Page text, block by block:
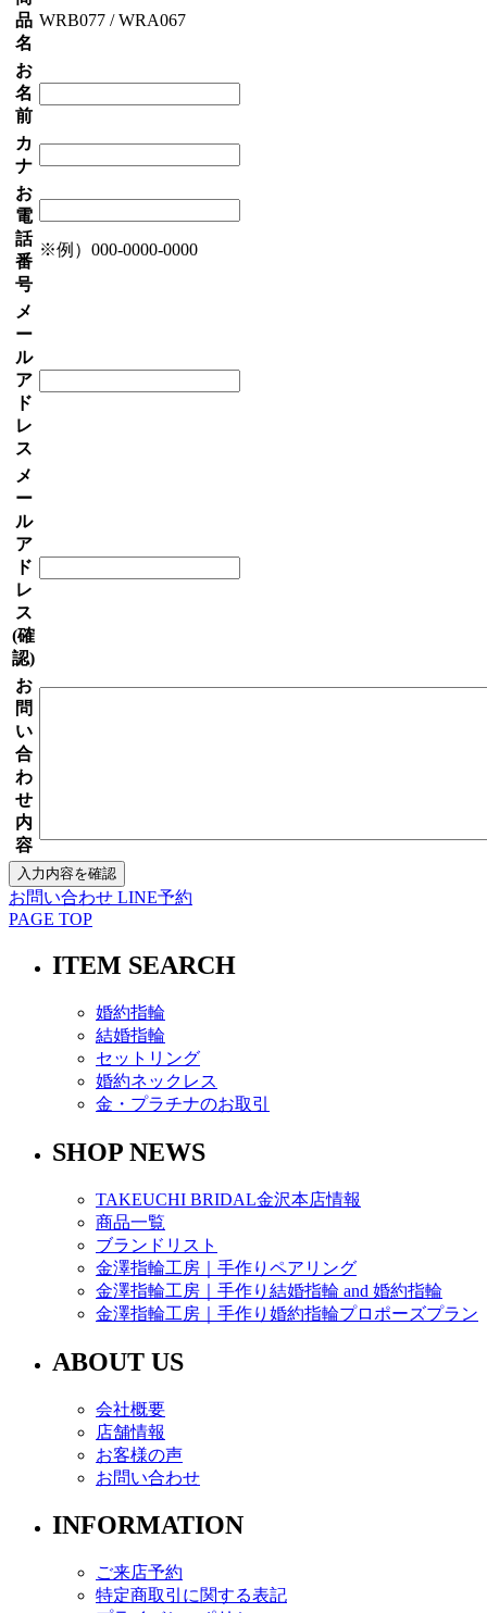
品
名
WRB077 / WRA067
お
名
前
カ
ナ
お
電
話
番
号
※例）000-0000-0000
メ
ー
ル
ア
ド
レ
ス
メ
ー
ル
ア
ド
レ
ス
(確
認)
お
問
い
合
わ
せ
内
容
お問い合わせ LINE予約
PAGE TOP
ITEM SEARCH
婚約指輪
結婚指輪
セットリング
婚約ネックレス
金・プラチナのお取引
SHOP NEWS
TAKEUCHI BRIDAL金沢本店情報
商品一覧
ブランドリスト
金澤指輪工房｜手作りペアリング
金澤指輪工房｜手作り結婚指輪 and 婚約指輪
金澤指輪工房｜手作り婚約指輪プロポーズプラン
ABOUT US
会社概要
店舗情報
お客様の声
お問い合わせ
INFORMATION
ご来店予約
特定商取引に関する表記